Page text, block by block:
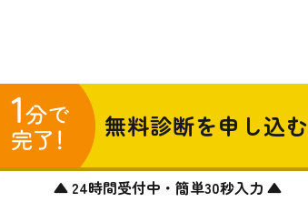
無料診断を申し込む
▲ 24時間受付中・簡単30秒入力 ▲